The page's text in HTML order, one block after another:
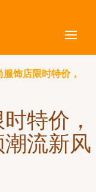
服饰店限时特价，
特价，
流新风